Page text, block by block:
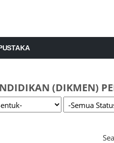
(DIKMEN)